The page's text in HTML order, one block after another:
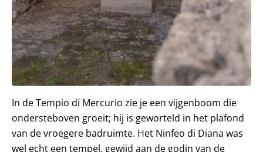
In de Tempio di Mercurio zie je een vijgenboom die
ondersteboven groeit; hij is geworteld in het plafond
van de vroegere badruimte. Het Ninfeo di Diana was
wel echt een tempel, gewijd aan de godin van de